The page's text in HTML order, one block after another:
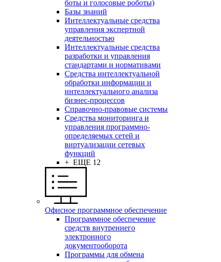
боты и голосовые роботы)
Базы знаний
Интеллектуальные средства
управления экспертной
деятельностью
Интеллектуальные средства
разработки и управления
стандартами и нормативами
Средства интеллектуальной
обработки информации и
интеллектуального анализа
бизнес-процессов
Справочно-правовые системы
Средства мониторинга и
управления программно-
определяемых сетей и
виртуализации сетевых
функций
+ ЕЩЕ 12
Офисное программное обеспечение
Программное обеспечение
средств внутреннего
электронного
документооборота
Программы для обмена